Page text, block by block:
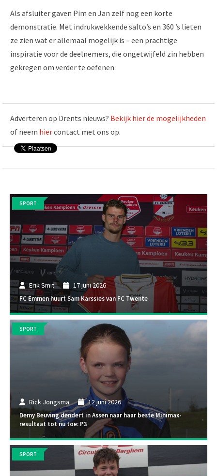
Als afsluiter gaven Pim en Jan zelf nog een korte
demonstratie. Met indrukwekkende salto’s en 360 ’s lieten
ze zien wat er allemaal mogelijk is – een prachtige
inspiratie voor de deelnemers, die ongetwijfeld zin hebben
gekregen om verder te oefenen.
Adverteren op Drents nieuws? Bekijk hier de mogelijkheden
of neem hiercontact met ons op.
Erik Smit 17 juni 2026
FC Emmen huurt Sam Karssies van FC Twente
SPORT
Rick Jongsma 12 juni 2026
Demy Beuving dendert in Assen naar haar beste Minimax-
resultaat tot nu toe: P3
SPORT
SPORT